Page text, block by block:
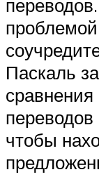
Паскаль
чтобы